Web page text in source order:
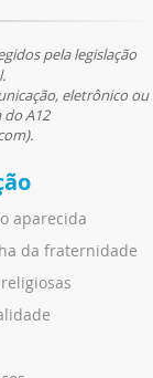
pela legislação
eletrônico ou
A12
aparecida
da fraternidade